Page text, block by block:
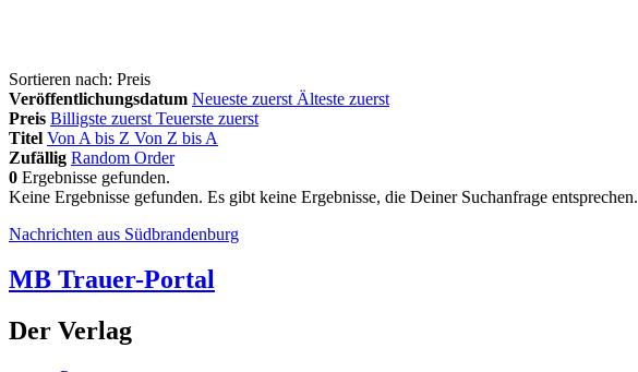
Sortieren nach: Preis
Veröffentlichungsdatum Neueste zuerst Älteste zuerst
Preis Billigste zuerst Teuerste zuerst
Titel Von A bis Z Von Z bis A
Zufällig Random Order
0 Ergebnisse gefunden.
Keine Ergebnisse gefunden. Es gibt keine Ergebnisse, die Deiner Suchanfrage entsprechen.
Nachrichten aus Südbrandenburg
MB Trauer-Portal
Der Verlag